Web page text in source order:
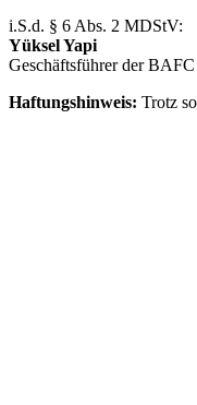
i.S.d. § 6 Abs. 2 MDStV:
Yüksel Yapi
Geschäftsführer der
Haftungshinweis: Trotz